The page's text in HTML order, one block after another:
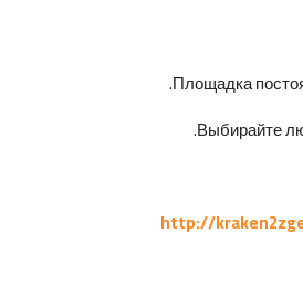
Площадка
Выбирайте
http://